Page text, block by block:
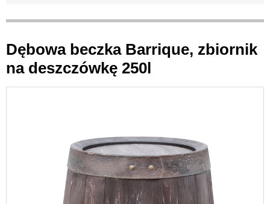
Dębowa beczka Barrique, zbiornik
na deszczówkę 250l